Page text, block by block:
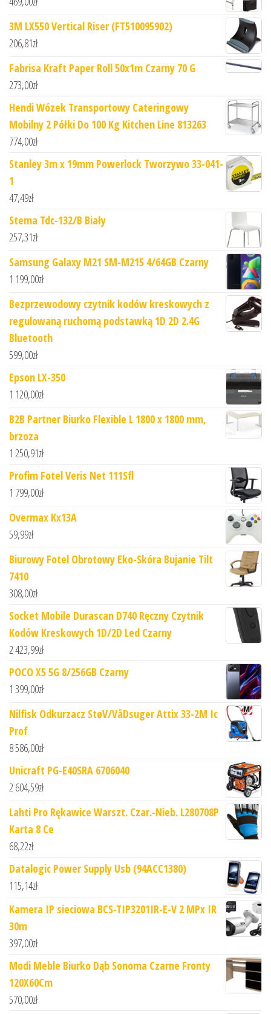
3M LX550 Vertical Riser (FT510095902)
206,81zł
Fabrisa Kraft Paper Roll 50x1m Czarny 70 G
273,00zł
Hendi Wózek Transportowy Cateringowy
Mobilny 2 Półki Do 100 Kg Kitchen Line 813263
774,00zł
Stanley 3m x 19mm Powerlock Tworzywo 33-041-
1
47,49zł
Stema Tdc-132/B Biały
257,31zł
Samsung Galaxy M21 SM-M215 4/64GB Czarny
1 199,00zł
Bezprzewodowy czytnik kodów kreskowych z
regulowaną ruchomą podstawką 1D 2D 2.4G
Bluetooth
599,00zł
Epson LX-350
1 120,00zł
B2B Partner Biurko Flexible L 1800 x 1800 mm,
brzoza
1 250,91zł
Profim Fotel Veris Net 111Sfl
1 799,00zł
Overmax Kx13A
59,99zł
Biurowy Fotel Obrotowy Eko-Skóra Bujanie Tilt
7410
308,00zł
Socket Mobile Durascan D740 Ręczny Czytnik
Kodów Kreskowych 1D/2D Led Czarny
2 423,99zł
POCO X5 5G 8/256GB Czarny
1 399,00zł
Nilfisk Odkurzacz StøV/VåDsuger Attix 33-2M Ic
Prof
8 586,00zł
Unicraft PG-E40SRA 6706040
2 604,59zł
Lahti Pro Rękawice Warszt. Czar.-Nieb. L280708P
Karta 8 Ce
68,22zł
Datalogic Power Supply Usb (94ACC1380)
115,14zł
Kamera IP sieciowa BCS-TIP3201IR-E-V 2 MPx IR
30m
397,00zł
Modi Meble Biurko Dąb Sonoma Czarne Fronty
120X60Cm
570,00zł